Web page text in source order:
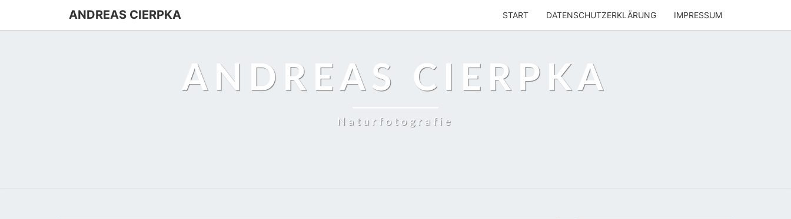
ANDREAS CIERPKA START DATENSCHUTZERKLÄRUNG IMPRESSUM
ANDREAS CIERPKA
Naturfotografie